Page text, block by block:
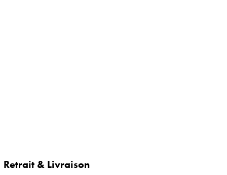
Retrait & Livraison